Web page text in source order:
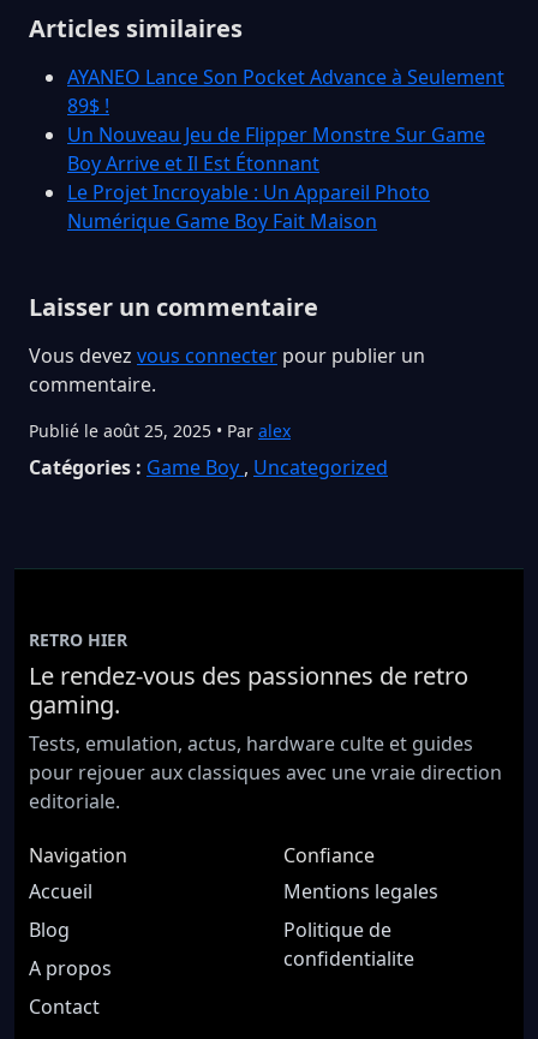
Articles similaires
AYANEO Lance Son Pocket Advance à Seulement
89$ !
Un Nouveau Jeu de Flipper Monstre Sur Game
Boy Arrive et Il Est Étonnant
Le Projet Incroyable : Un Appareil Photo
Numérique Game Boy Fait Maison
Laisser un commentaire
Vous devez vous connecter pour publier un
commentaire.
Publié le août 25, 2025 • Par alex
Catégories : Game Boy , Uncategorized
RETRO HIER
Le rendez-vous des passionnes de retro
gaming.
Tests, emulation, actus, hardware culte et guides
pour rejouer aux classiques avec une vraie direction
editoriale.
Navigation
Accueil
Blog
A propos
Contact
Confiance
Mentions legales
Politique de
confidentialite